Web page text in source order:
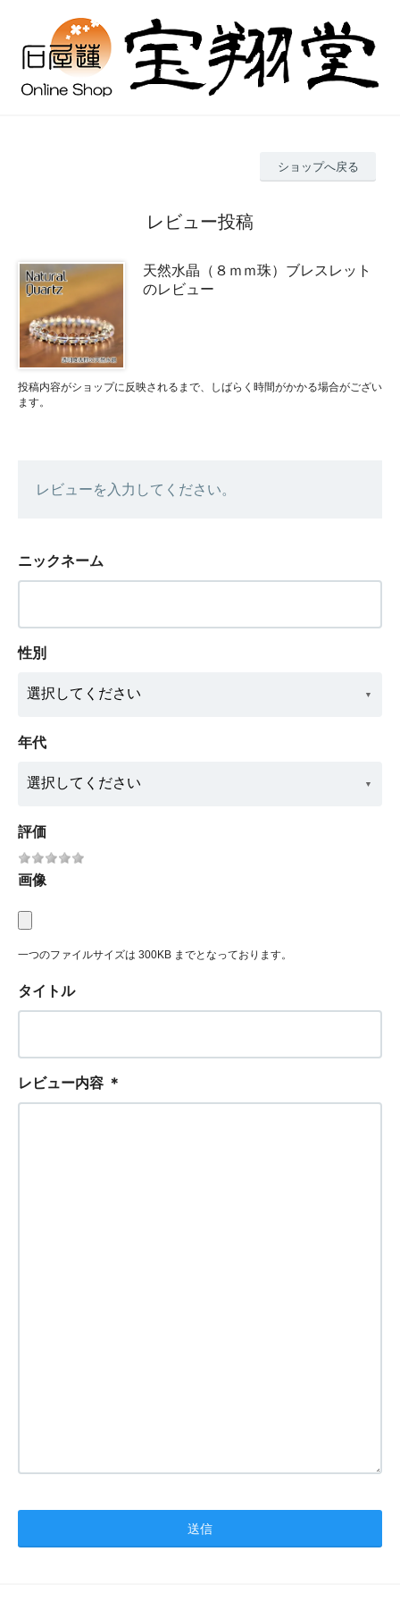
ショップへ戻る
レビュー投稿
天然水晶（８ｍｍ珠）ブレスレット
のレビュー
投稿内容がショップに反映されるまで、しばらく時間がかかる場合がござい
ます。
レビューを入力してください。
ニックネーム
性別
年代
評価
画像
一つのファイルサイズは 300KB までとなっております。
タイトル
レビュー内容 ＊